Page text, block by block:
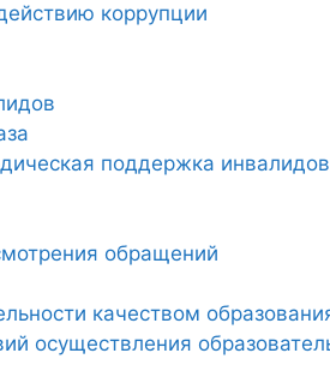
коррупции
поддержка
обращений
качеством
осуществления